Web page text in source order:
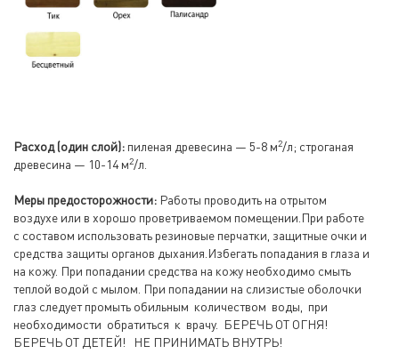
Расход (один слой): пиленая древесина — 5-8 м2/л; строганая
древесина — 10-14 м2/л.
Меры предосторожности: Работы проводить на отрытом
воздухе или в хорошо проветриваемом помещении.При работе
с составом использовать резиновые перчатки, защитные очки и
средства защиты органов дыхания.Избегать попадания в глаза и
на кожу. При попадании средства на кожу необходимо смыть
теплой водой с мылом. При попадании на слизистые оболочки
глаз следует промыть обильным количеством воды, при
необходимости обратиться к врачу. БЕРЕЧЬ ОТ ОГНЯ!
БЕРЕЧЬ ОТ ДЕТЕЙ! НЕ ПРИНИМАТЬ ВНУТРЬ!